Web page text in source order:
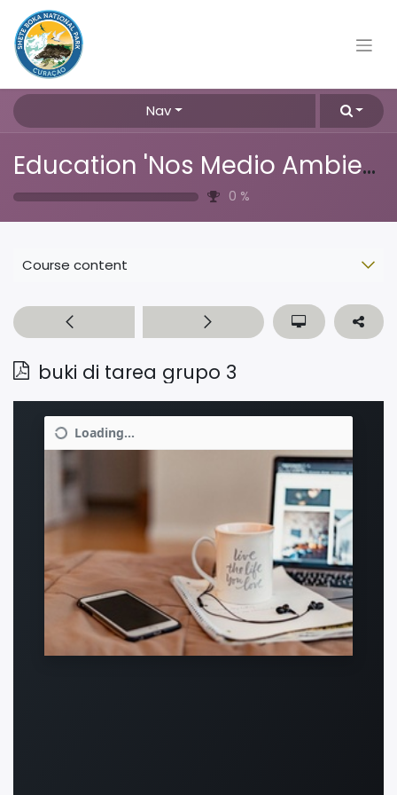
Nav
Education 'Nos Medio Ambiente'
0 %
Course content
buki di tarea grupo 3